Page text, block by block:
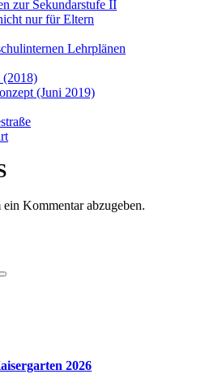
zur Sekundarstufe II
nur für Eltern
Lehrplänen
(2018)
(Juni 2019)
ein Kommentar abzugeben.
2026